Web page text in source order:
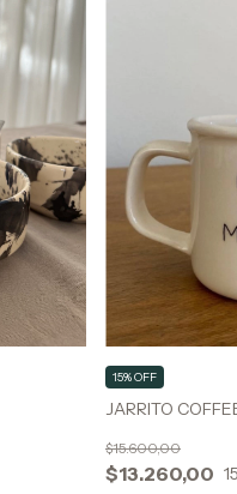
JARRITO
$13.260,00
$15.600,00
15
15% OFF